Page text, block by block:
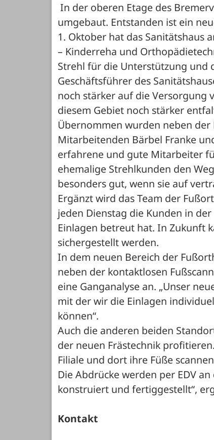
In der oberen Etage des
umgebaut. Entstanden ist ein
1. Oktober hat das Sanitätshaus
– Kinderreha und
Strehl für die Unterstützung und
Geschäftsführer des
noch stärker auf die
diesem Gebiet noch stärker
Übernommen wurden neben
Mitarbeitenden Bärbel Franke
erfahrene und gute Mitarbeiter
ehemalige Strehlkunden den
besonders gut, wenn sie auf
Ergänzt wird das Team der
jeden Dienstag die Kunden in
Einlagen betreut hat. In Zukunft
sichergestellt werden.
In dem neuen Bereich der
neben der kontaktlosen
eine Ganganalyse an. „Unser
mit der wir die Einlagen
können“.
Auch die anderen beiden
der neuen Frästechnik
Filiale und dort ihre Füße
Die Abdrücke werden per EDV
konstruiert und fertiggestellt“,
Kontakt